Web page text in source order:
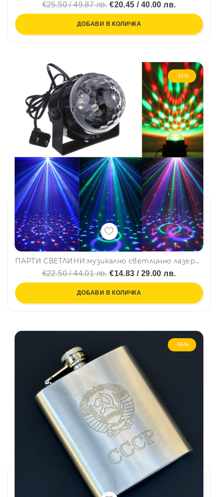
€25.50 / 49.87 лв.€20.45 / 40.00 лв.
ДОБАВИ В КОЛИЧКА
-34%
ПАРТИ СВЕТЛИНИ:музикално светлинно лазерно кълбо LED Cryst magic ball light с флашка
€22.50 / 44.01 лв.€14.83 / 29.00 лв.
ДОБАВИ В КОЛИЧКА
-55%